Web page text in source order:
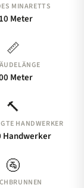
einem
Minarett
weit in
MINARETTS
Meter
📏
Meter
🔨
HANDWERKER
Handwerker
🚰